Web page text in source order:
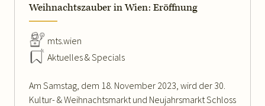
Weihnachtszauber in Wien: Eröffnung
mts.wien
Aktuelles & Specials
Am Samstag, dem 18. November 2023, wird der 30.
Kultur- & Weihnachtsmarkt und Neujahrsmarkt Schloss